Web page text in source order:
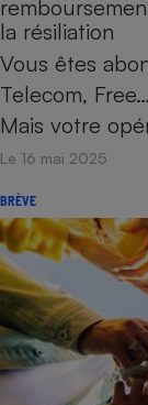
la résiliation
Vous êtes
Telecom,
Mais votre
Le 16 mai 2025
BRÈVE